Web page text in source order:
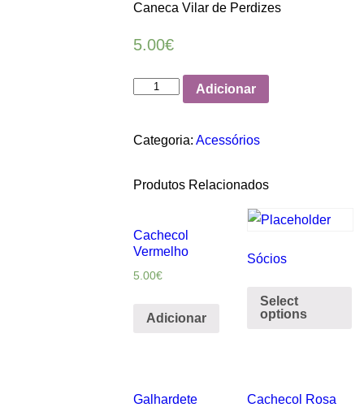
Caneca Vilar de Perdizes
5.00€
QuantidadeAdicionar
Categoria:Acessórios
Produtos Relacionados
Cachecol
Vermelho
5.00€
Adicionar
Sócios
Select
options
Galhardete Cachecol Rosa